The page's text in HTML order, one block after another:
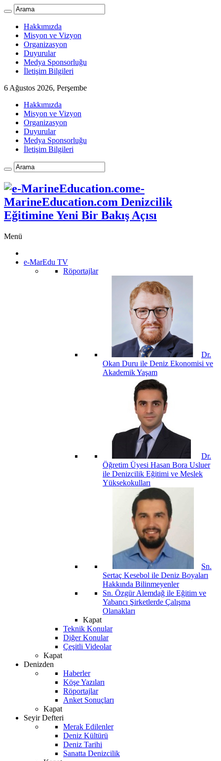
Hakkımızda
Misyon ve Vizyon
Organizasyon
Duyurular
Medya Sponsorluğu
İletişim Bilgileri
6 Ağustos 2026, Perşembe
Hakkımızda
Misyon ve Vizyon
Organizasyon
Duyurular
Medya Sponsorluğu
İletişim Bilgileri
e-
MarineEducation.com Denizcilik
Eğitimine Yeni Bir Bakış Açısı
Menü
e-MarEdu TV
Röportajlar
Dr.
Okan Duru ile Deniz Ekonomisi ve
Akademik Yaşam
Dr.
Öğretim Üyesi Hasan Bora Usluer
ile Denizcilik Eğitimi ve Meslek
Yüksekokulları
Sn.
Sertaç Kesebol ile Deniz Boyaları
Hakkında Bilinmeyenler
Sn. Özgür Alemdağ ile Eğitim ve
Yabancı Şirketlerde Çalışma
Olanakları
Kapat
Teknik Konular
Diğer Konular
Çeşitli Videolar
Kapat
Denizden
Haberler
Köşe Yazıları
Röportajlar
Anket Sonuçları
Kapat
Seyir Defteri
Merak Edilenler
Deniz Kültürü
Deniz Tarihi
Sanatta Denizcilik